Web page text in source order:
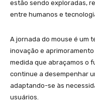
estão sendo exploradas,
entre humanos e
A jornada do mouse é um
inovação e
medida que abraçamos o
continue a desempenhar
adaptando-se às
usuários.